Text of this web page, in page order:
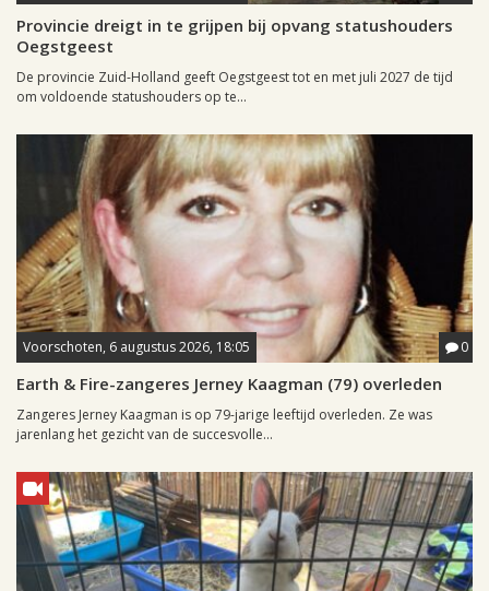
Provincie dreigt in te grijpen bij opvang statushouders
Oegstgeest
De provincie Zuid-Holland geeft Oegstgeest tot en met juli 2027 de tijd
om voldoende statushouders op te...
Voorschoten, 6 augustus 2026, 18:05 0
Earth & Fire-zangeres Jerney Kaagman (79) overleden
Zangeres Jerney Kaagman is op 79-jarige leeftijd overleden. Ze was
jarenlang het gezicht van de succesvolle...